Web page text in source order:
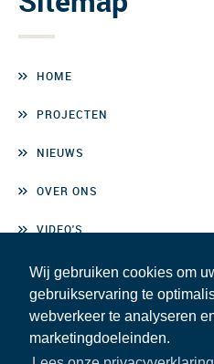
Wij gebruiken cookies om
gebruikservaring te
webverkeer te analyseren
marketingdoeleinden.
HOME
PROJECTEN
NIEUWS
OVER ONS
VIDEO'S
CONTACT